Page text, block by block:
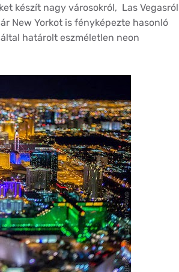
készít nagy városokról, Las Vegasról
New Yorkot is fényképezte hasonló
határolt eszméletlen neon